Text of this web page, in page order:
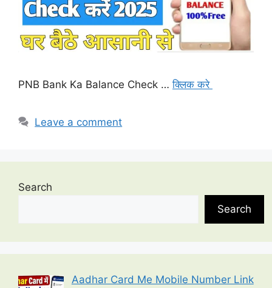
PNB Bank Ka Balance Check …क्लिक करे
Leave a comment
Search
Search
Aadhar Card Me Mobile Number Link